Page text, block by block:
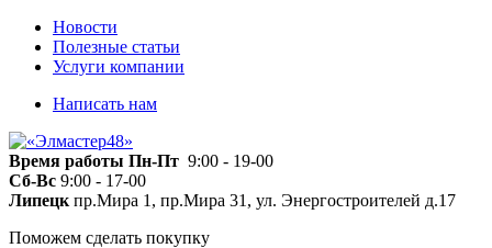
Новости
Полезные статьи
Услуги компании
Написать нам
Время работы Пн-Пт 9:00 - 19-00
Сб-Вс 9:00 - 17-00
Липецк пр.Мира 1, пр.Мира 31, ул. Энергостроителей д.17
Поможем сделать покупку